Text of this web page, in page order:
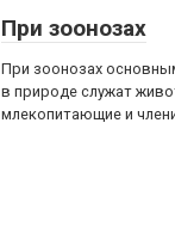
При зоонозах
При зоонозах
в природе служат
млекопитающие и